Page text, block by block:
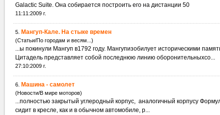
Galactic Suite. Она собирается построить его на дистанции 50
11:11:2009 г.
5. Мангуп-Кале. На стыке времен
(Статьи/По городам и весям...)
...ы покинули Мангуп в1792 году. Мангупизобилует историческими
Цитадель представляет собой последнюю линию оборонительныхсо...
27:10:2009 г.
6. Машина - самолет
(Новости/В мире моторов)
...полностью закрытый углеродный корпус, аналогичный корпусу
сидит в кресле, как и в обычном автомобиле, р...